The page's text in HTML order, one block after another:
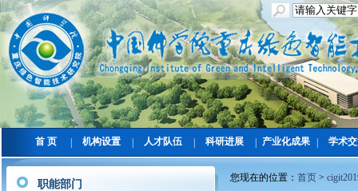
首 页 机构设置 人才队伍 科研进展 产业化成果 学术
职能部门
您现在的位置： 首页 >